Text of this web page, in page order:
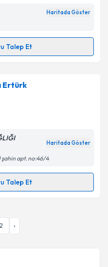
ilişkin
kabul ediyorum.
Haritada Göster
Talep Et
takvimi talebi
randevu almanız için bir
ile bilgilendireceğiz.
ilişkinAydınlatma
verilerimin belirtilen
kabul ediyorum.
Gönder
Ertürk
Haritada Göster
şahin apt. no:46/4
Talep Et
için randevu takvimi talebi
randevu almanız için bir
2 ›